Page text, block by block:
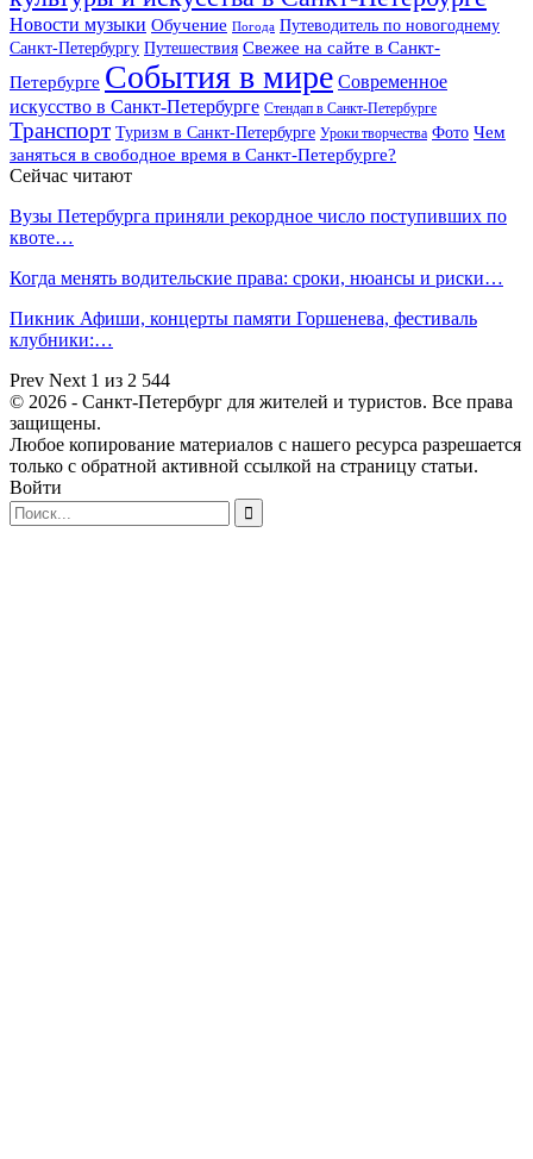
Новости музыки Обучение Погода Путеводитель по новогоднему
Санкт-Петербургу Путешествия Свежее на сайте в Санкт-
Петербурге События в мире Современное
искусство в Санкт-Петербурге Стендап в Санкт-Петербурге
Транспорт Туризм в Санкт-Петербурге Уроки творчества Фото Чем
заняться в свободное время в Санкт-Петербурге?
Сейчас читают
Вузы Петербурга приняли рекордное число поступивших по
квоте…
Когда менять водительские права: сроки, нюансы и риски…
Пикник Афиши, концерты памяти Горшенева, фестиваль
клубники:…
Prev Next 1 из 2 544
© 2026 - Санкт-Петербург для жителей и туристов. Все права
защищены.
Любое копирование материалов с нашего ресурса разрешается
только с обратной активной ссылкой на страницу статьи.
Войти